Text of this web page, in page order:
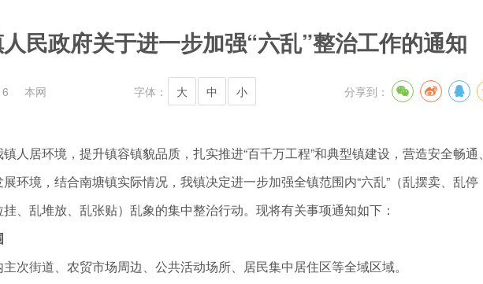
民政府关于进一步加强“六乱”整治工作的通知
分享到：
本网 字体： 大 中 小
居环境，提升镇容镇貌品质，扎实推进“百千万工程”和典型镇建设，营造安全畅通、
环境，结合南塘镇实际情况，我镇决定进一步加强全镇范围内“六乱”（乱摆卖、乱停
、乱堆放、乱张贴）乱象的集中整治行动。现将有关事项通知如下：
街道、农贸市场周边、公共活动场所、居民集中居住区等全域区域。